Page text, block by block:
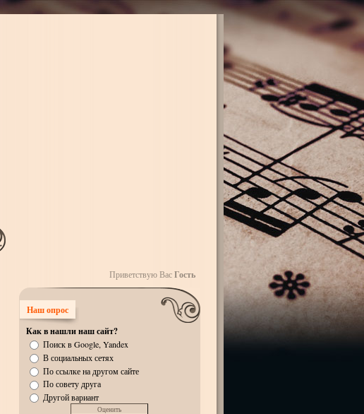
Приветствую Вас Гость
Наш опрос
Как в нашли наш сайт?
Поиск в Google, Yandex
В социальных сетях
По ссылке на другом сайте
По совету друга
Другой вариант